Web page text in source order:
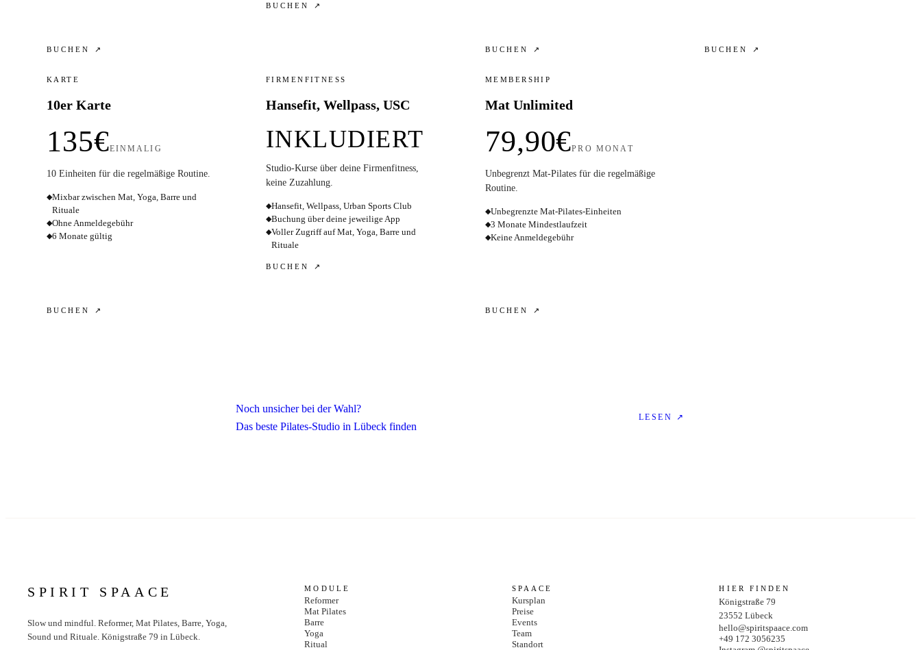
BUCHEN ↗
BUCHEN ↗
BUCHEN ↗ BUCHEN ↗
KARTE
10er Karte
135€EINMALIG
10 Einheiten für die regelmäßige Routine.
◆Mixbar zwischen Mat, Yoga, Barre und
Rituale
◆Ohne Anmeldegebühr
◆6 Monate gültig
BUCHEN ↗
FIRMENFITNESS
Hansefit, Wellpass, USC
INKLUDIERT
Studio-Kurse über deine Firmenfitness,
keine Zuzahlung.
◆Hansefit, Wellpass, Urban Sports Club
◆Buchung über deine jeweilige App
◆Voller Zugriff auf Mat, Yoga, Barre und
Rituale
BUCHEN ↗
MEMBERSHIP
Mat Unlimited
79,90€PRO MONAT
Unbegrenzt Mat-Pilates für die regelmäßige
Routine.
◆Unbegrenzte Mat-Pilates-Einheiten
◆3 Monate Mindestlaufzeit
◆Keine Anmeldegebühr
BUCHEN ↗
Noch unsicher bei der Wahl?
Das beste Pilates-Studio in Lübeck finden
LESEN ↗
SPIRIT SPAACE
Slow und mindful. Reformer, Mat Pilates, Barre, Yoga,
Sound und Rituale. Königstraße 79 in Lübeck.
MODULE
Reformer
Mat Pilates
Barre
Yoga
Ritual
SPAACE
Kursplan
Preise
Events
Team
Standort
HIER FINDEN
Königstraße 79
23552 Lübeck
hello@spiritspaace.com
+49 172 3056235